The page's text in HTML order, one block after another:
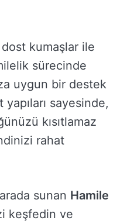
kumaşlar ile
sürecinde
uygun bir destek
sayesinde,
kısıtlamaz
rahat
sunan Hamile
keşfedin ve